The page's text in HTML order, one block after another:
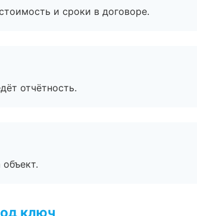
и сроки в договоре.
отчётность.
ключ